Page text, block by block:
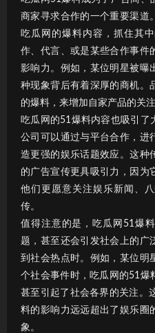
商家寻求合作的一个重要渠道
吃瓜网的爆料内容，抓住其
作、代言、或是某些合作事件
影响力。例如，某位明星被曝
种现象背后有着深厚的商机。
的爆料，来增加自家产品的关注
吃瓜网的51爆料内容也吸引了
公司可以通过与平台合作，进
造更强的娱乐话题效应。这种
的广告宣传更具吸引力，因为
他们更愿意关注娱乐新闻、
传。
值得注意的是，吃瓜网51爆
题，甚至还会引发社会上的广
到社会热点时。例如，某位明
个社会事件时，吃瓜网的51爆
甚至引起了社会各界的关注。
料的影响力远远超出了娱乐圈
象。